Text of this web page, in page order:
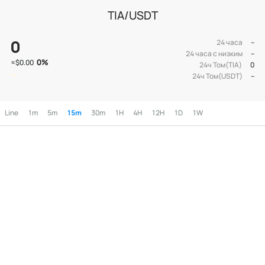
TIA/USDT
0
≈$0.00 0%
24 часа
--
24 часа с низким
--
24ч Том(TIA)
0
24ч Том(USDT)
--
Line 1m 5m 15m 30m 1H 4H 12H 1D 1W